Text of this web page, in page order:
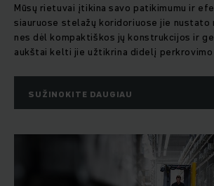
Mūsų rietuvai įtikina savo patikimumu ir
siauruose stelažų koridoriuose jie nustato
nes dėl kompaktiškos jų konstrukcijos ir
aukštai kelti jie užtikrina didelį perkrovimo
SUŽINOKITE DAUGIAU